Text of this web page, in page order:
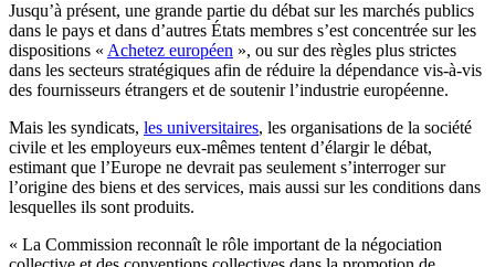
Jusqu’à présent, une grande partie du débat sur les marchés publics
dans le pays et dans d’autres États membres s’est concentrée sur les
dispositions « Achetez européen », ou sur des règles plus strictes
dans les secteurs stratégiques afin de réduire la dépendance vis-à-vis
des fournisseurs étrangers et de soutenir l’industrie européenne.
Mais les syndicats, les universitaires, les organisations de la société
civile et les employeurs eux-mêmes tentent d’élargir le débat,
estimant que l’Europe ne devrait pas seulement s’interroger sur
l’origine des biens et des services, mais aussi sur les conditions dans
lesquelles ils sont produits.
« La Commission reconnaît le rôle important de la négociation